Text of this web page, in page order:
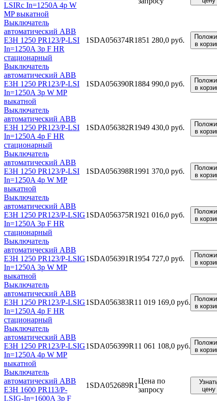
LSIRc In=1250A 4p W
MP выкатной
Выключатель
автоматический ABB
E3H 1250 PR123/P-LSI
In=1250A 3p F HR
стационарный
1SDA056374R1851 280,0 руб.
в
Выключатель
автоматический ABB
E3H 1250 PR123/P-LSI
In=1250A 3p W MP
выкатной
1SDA056390R1884 990,0 руб.
в
Выключатель
автоматический ABB
E3H 1250 PR123/P-LSI
In=1250A 4p F HR
стационарный
1SDA056382R1949 430,0 руб.
в
Выключатель
автоматический ABB
E3H 1250 PR123/P-LSI
In=1250A 4p W MP
выкатной
1SDA056398R1991 370,0 руб.
в
Выключатель
автоматический ABB
E3H 1250 PR123/P-LSIG
In=1250A 3p F HR
стационарный
1SDA056375R1921 016,0 руб.
в
Выключатель
автоматический ABB
E3H 1250 PR123/P-LSIG
In=1250A 3p W MP
выкатной
1SDA056391R1954 727,0 руб.
в
Выключатель
автоматический ABB
E3H 1250 PR123/P-LSIG
In=1250A 4p F HR
стационарный
1SDA056383R1 1 019 169,0 руб.
в
Выключатель
автоматический ABB
E3H 1250 PR123/P-LSIG
In=1250A 4p W MP
выкатной
1SDA056399R1 1 061 108,0 руб.
в
Выключатель
автоматический ABB
E3H 1600 PR113/P-
LSIG-In=1600A 3p F
1SDA052689R1
Цена по
запросу
цену